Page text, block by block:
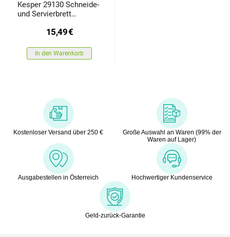
Kesper 29130 Schneide-
und Servierbrett
15,49€
In den Warenkorb
Kostenloser Versand über 250 €
Große Auswahl an Waren (99% der
Waren auf Lager)
Ausgabestellen in Österreich Hochwertiger Kundenservice
Geld-zurück-Garantie